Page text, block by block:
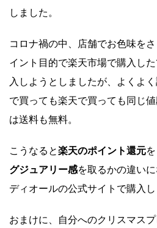
しました。
コロナ禍の中、店舗でお色味を
イント目的で楽天市場で購入し
入しようとしましたが、よくよ
で買っても楽天で買っても同じ
は送料も無料。
こうなると楽天のポイント還元
グジュアリー感を取るかの違い
ディオールの公式サイトで購入し
おまけに、自分へのクリスマス